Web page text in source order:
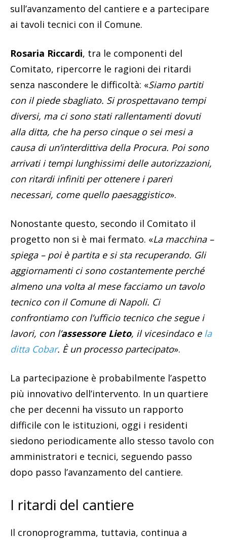
sull’avanzamento del cantiere e a partecipare
ai tavoli tecnici con il Comune.
Rosaria Riccardi, tra le componenti del
Comitato, ripercorre le ragioni dei ritardi
senza nascondere le difficoltà: «Siamo partiti
con il piede sbagliato. Si prospettavano tempi
diversi, ma ci sono stati rallentamenti dovuti
alla ditta, che ha perso cinque o sei mesi a
causa di un’interdittiva della Procura. Poi sono
arrivati i tempi lunghissimi delle autorizzazioni,
con ritardi infiniti per ottenere i pareri
necessari, come quello paesaggistico».
Nonostante questo, secondo il Comitato il
progetto non si è mai fermato. «La macchina –
spiega – poi è partita e si sta recuperando. Gli
aggiornamenti ci sono costantemente perché
almeno una volta al mese facciamo un tavolo
tecnico con il Comune di Napoli. Ci
confrontiamo con l’ufficio tecnico che segue i
lavori, con l’assessore Lieto, il vicesindaco e la
ditta Cobar. È un processo partecipato».
La partecipazione è probabilmente l’aspetto
più innovativo dell’intervento. In un quartiere
che per decenni ha vissuto un rapporto
difficile con le istituzioni, oggi i residenti
siedono periodicamente allo stesso tavolo con
amministratori e tecnici, seguendo passo
dopo passo l’avanzamento del cantiere.
I ritardi del cantiere
Il cronoprogramma, tuttavia, continua a